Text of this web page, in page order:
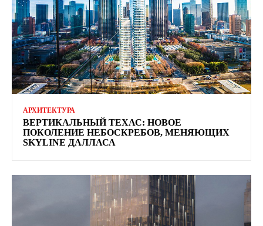
АРХИТЕКТУРА
ВЕРТИКАЛЬНЫЙ ТЕХАС: НОВОЕ
ПОКОЛЕНИЕ НЕБОСКРЕБОВ, МЕНЯЮЩИХ
SKYLINE ДАЛЛАСА